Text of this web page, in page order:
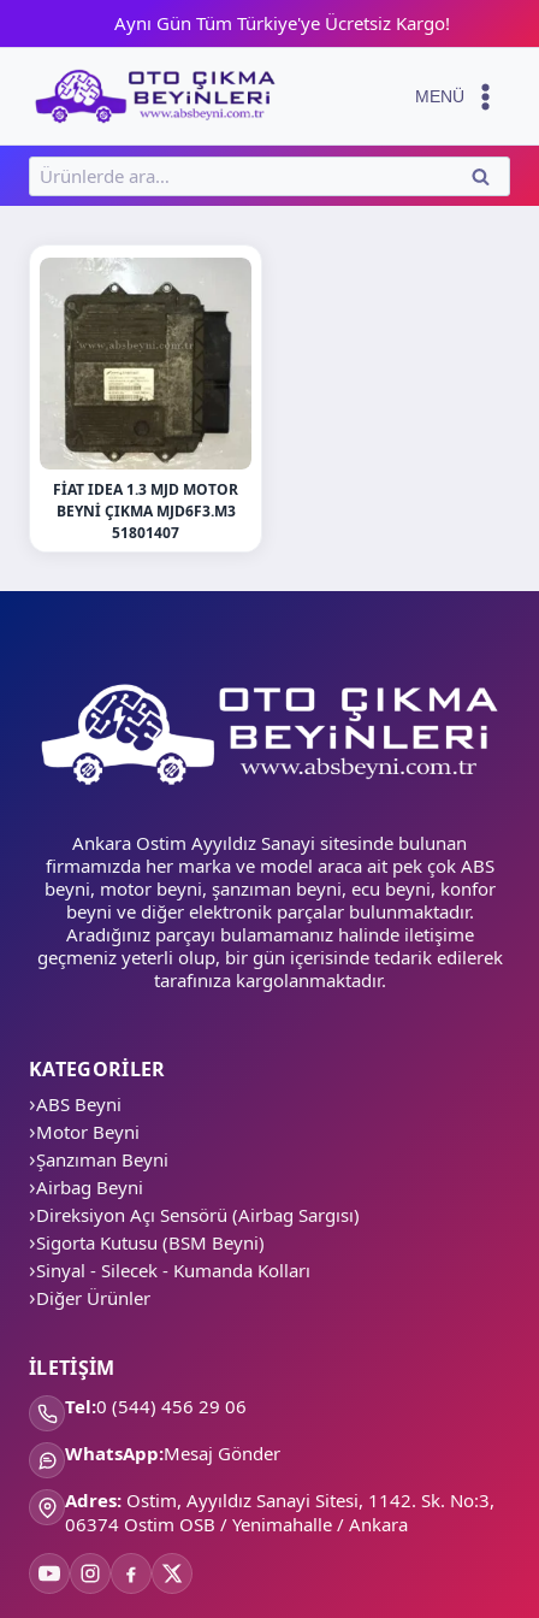
content
Aynı Gün Tüm Türkiye'ye Ücretsiz Kargo!
MENÜ
Ara:
ARA
FIAT IDEA 1.3 MJD MOTOR
BEYNI ÇIKMA MJD6F3.M3
51801407
Ankara Ostim Ayyıldız Sanayi sitesinde bulunan
firmamızda her marka ve model araca ait pek çok ABS
beyni, motor beyni, şanzıman beyni, ecu beyni, konfor
beyni ve diğer elektronik parçalar bulunmaktadır.
Aradığınız parçayı bulamamanız halinde iletişime
geçmeniz yeterli olup, bir gün içerisinde tedarik edilerek
tarafınıza kargolanmaktadır.
KATEGORİLER
ABS Beyni
Motor Beyni
Şanzıman Beyni
Airbag Beyni
Direksiyon Açı Sensörü (Airbag Sargısı)
Sigorta Kutusu (BSM Beyni)
Sinyal - Silecek - Kumanda Kolları
Diğer Ürünler
İLETİŞİM
Tel:0 (544) 456 29 06
WhatsApp:Mesaj Gönder
Adres: Ostim, Ayyıldız Sanayi Sitesi, 1142. Sk. No:3,
06374 Ostim OSB / Yenimahalle / Ankara